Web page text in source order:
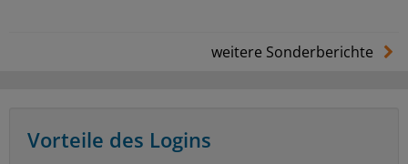
weitere Sonderberichte
Vorteile des Logins